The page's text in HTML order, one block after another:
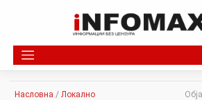
Насловна / Локално